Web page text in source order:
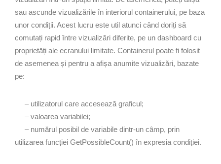
sau ascunde vizualizările în interiorul containerului, pe baza
unor condiții. Acest lucru este util atunci când doriți să
comutați rapid între vizualizări diferite, pe un dashboard cu
proprietăți ale ecranului limitate. Containerul poate fi folosit
de asemenea și pentru a afișa anumite vizualizări, bazate
pe:
– utilizatorul care accesează graficul;
– valoarea variabilei;
– numărul posibil de variabile dintr-un câmp, prin
utilizarea funcției GetPossibleCount() în expresia condiției.